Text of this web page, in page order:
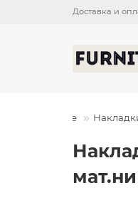
Доставка и
дверные